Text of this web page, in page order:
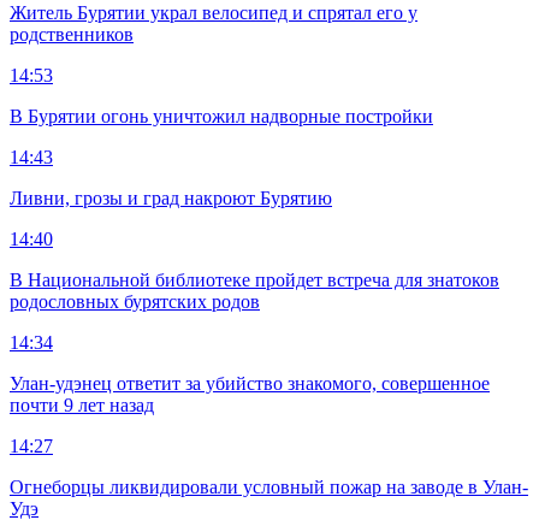
Житель Бурятии украл велосипед и спрятал его у
родственников
14:53
В Бурятии огонь уничтожил надворные постройки
14:43
Ливни, грозы и град накроют Бурятию
14:40
В Национальной библиотеке пройдет встреча для знатоков
родословных бурятских родов
14:34
Улан-удэнец ответит за убийство знакомого, совершенное
почти 9 лет назад
14:27
Огнеборцы ликвидировали условный пожар на заводе в Улан-
Удэ